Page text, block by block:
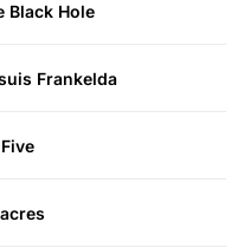
Black Hole
Frankelda